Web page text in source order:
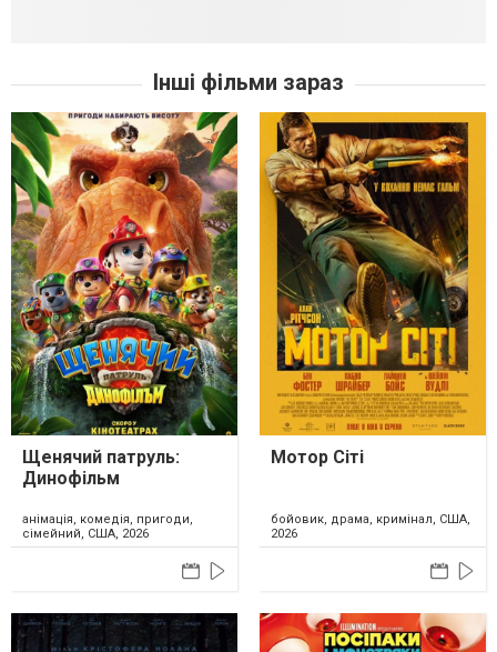
Інші фільми зараз
Щенячий патруль:
Динофільм
анімація, комедія, пригоди,
сімейний, США, 2026
Мотор Сіті
бойовик, драма, кримінал, США,
2026